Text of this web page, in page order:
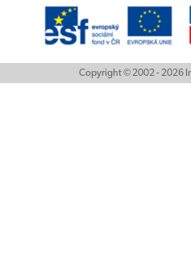
Copyright © 2002 - 2026